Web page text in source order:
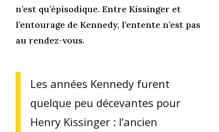
n’est qu’épisodique. Entre Kissinger et
l’entourage de Kennedy, l’entente n’est pas
au rendez-vous.
Les années Kennedy furent
quelque peu décevantes pour
Henry Kissinger : l’ancien